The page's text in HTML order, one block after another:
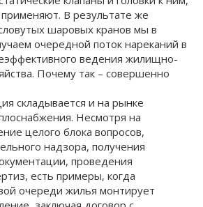
В результате же
шаровых кранов мы в
очередной поток нареканий в
ведения жилищно-
Почему так – совершенно
складывается и на рынке
Несмотря на
целого блока вопросов,
надзора, получения
проведения
есть примеры, когда
очереди жилья монтирует